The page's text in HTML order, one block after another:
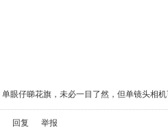
单眼仔睇花旗，未必一目了然，但单镜头相
回复 举报